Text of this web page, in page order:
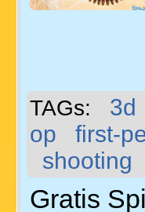
TAGs: 3d
op
first-
shooting
Gratis